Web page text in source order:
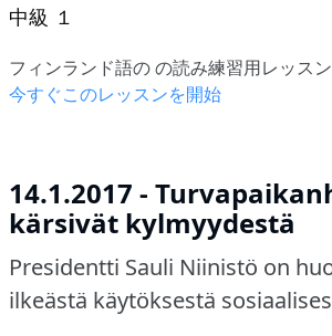
中級 １
フィンランド語の の読み練習用レッスン
今すぐこのレッスンを開始
14.1.2017 -
kärsivät kylmyydestä
Presidentti Sauli Niinistö on
ilkeästä käytöksestä